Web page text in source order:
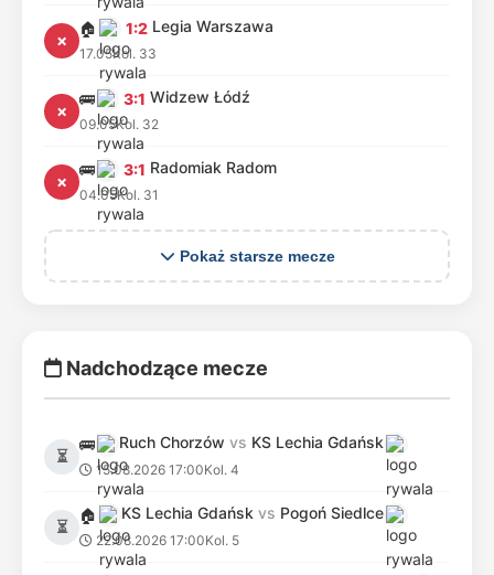
✗
🏠 1:2 Legia Warszawa
17.05Kol. 33
✗
🚌 3:1 Widzew Łódź
09.05Kol. 32
✗
🚌 3:1 Radomiak Radom
04.05Kol. 31
Pokaż starsze mecze
Nadchodzące mecze
⏳
🚌 Ruch Chorzów vs KS Lechia Gdańsk
15.08.2026 17:00Kol. 4
⏳
🏠 KS Lechia Gdańsk vs Pogoń Siedlce
22.08.2026 17:00Kol. 5